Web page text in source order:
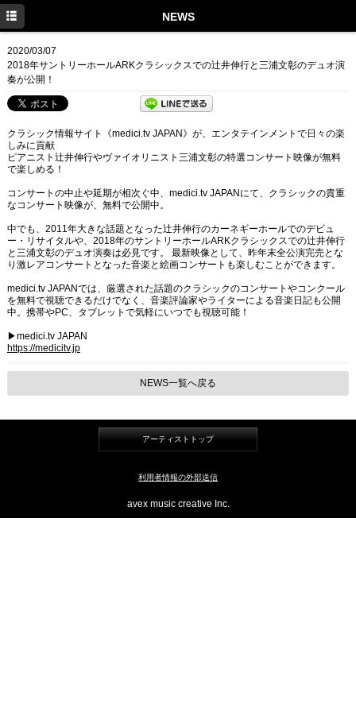
NEWS
2020/03/07
2018年サントリーホールARKクラシックスでの辻井伸行と三浦文彰のデュオ演
奏が公開！
クラシック情報サイト《medici.tv JAPAN》が、エンタテインメントで日々の楽
しみに貢献
ピアニスト辻井伸行やヴァイオリニスト三浦文彰の特選コンサート映像が無料
で楽しめる！
コンサートの中止や延期が相次ぐ中、medici.tv JAPANにて、クラシックの貴重
なコンサート映像が、無料で公開中。
中でも、2011年大きな話題となった辻井伸行のカーネギーホールでのデビュ
ー・リサイタルや、2018年のサントリーホールARKクラシックスでの辻井伸行
と三浦文彰のデュオ演奏は必見です。 最新映像として、昨年末全公演完売とな
り激レアコンサートとなった音楽と絵画コンサートも楽しむことができます。
medici.tv JAPANでは、厳選された話題のクラシックのコンサートやコンクール
を無料で視聴できるだけでなく、音楽評論家やライターによる音楽日記も公開
中。携帯やPC、タブレットで気軽にいつでも視聴可能！
▶medici.tv JAPAN
https://medicitv.jp
NEWS一覧へ戻る
アーティストトップ
利用者情報の外部送信
avex music creative Inc.
PROFILE
NEWS
CONCERT
DISCOGRAPHY
LINK
Twitter
Facebook
Instagram